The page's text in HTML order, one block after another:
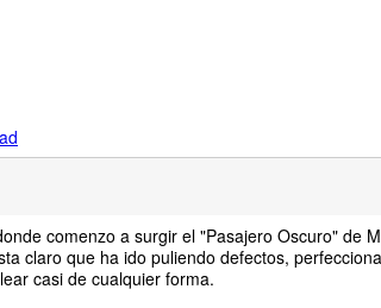
comenzo a surgir el "Pasajero Oscuro" de
claro que ha ido puliendo defectos,
casi de cualquier forma.